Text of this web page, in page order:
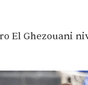
El Ghezouani